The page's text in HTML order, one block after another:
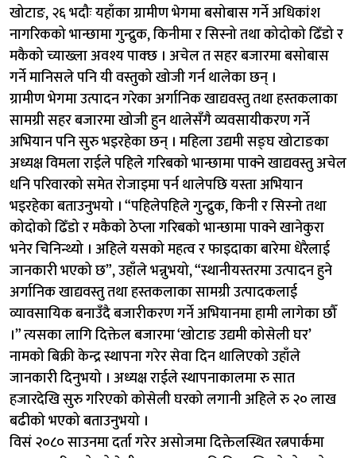
खोटाङ, २६ भदौः यहाँका ग्रामीण भेगमा बसोबास गर्ने अधिकांश
नागरिकको भान्छामा गुन्द्रुक, किनीमा र सिस्नो तथा कोदोको ढिँडो र
मकैको च्याख्ला अवश्य पाक्छ । अचेल त सहर बजारमा बसोबास
गर्ने मानिसले पनि यी वस्तुको खोजी गर्न थालेका छन् ।
ग्रामीण भेगमा उत्पादन गरेका अर्गानिक खाद्यवस्तु तथा हस्तकलाका
सामग्री सहर बजारमा खोजी हुन थालेसँगै व्यवसायीकरण गर्ने
अभियान पनि सुरु भइरहेका छन् । महिला उद्यमी सङ्घ खोटाङका
अध्यक्ष विमला राईले पहिले गरिबको भान्छामा पाक्ने खाद्यवस्तु अचेल
धनि परिवारको समेत रोजाइमा पर्न थालेपछि यस्ता अभियान
भइरहेका बताउनुभयो । “पहिलेपहिले गुन्द्रुक, किनी र सिस्नो तथा
कोदोको ढिँडो र मकैको ठेप्ला गरिबको भान्छामा पाक्ने खानेकुरा
भनेर चिनिन्थ्यो । अहिले यसको महत्व र फाइदाका बारेमा धेरैलाई
जानकारी भएको छ”, उहाँले भन्नुभयो, “स्थानीयस्तरमा उत्पादन हुने
अर्गानिक खाद्यवस्तु तथा हस्तकलाका सामग्री उत्पादकलाई
व्यावसायिक बनाउँदै बजारीकरण गर्ने अभियानमा हामी लागेका छौँ
।” त्यसका लागि दिक्तेल बजारमा ‘खोटाङ उद्यमी कोसेली घर’
नामको बिक्री केन्द्र स्थापना गरेर सेवा दिन थालिएको उहाँले
जानकारी दिनुभयो । अध्यक्ष राईले स्थापनाकालमा रु सात
हजारदेखि सुरु गरिएको कोसेली घरको लगानी अहिले रु २० लाख
बढीको भएको बताउनुभयो ।
विसं २०८० साउनमा दर्ता गरेर असोजमा दिक्तेलस्थित रत्नपार्कमा